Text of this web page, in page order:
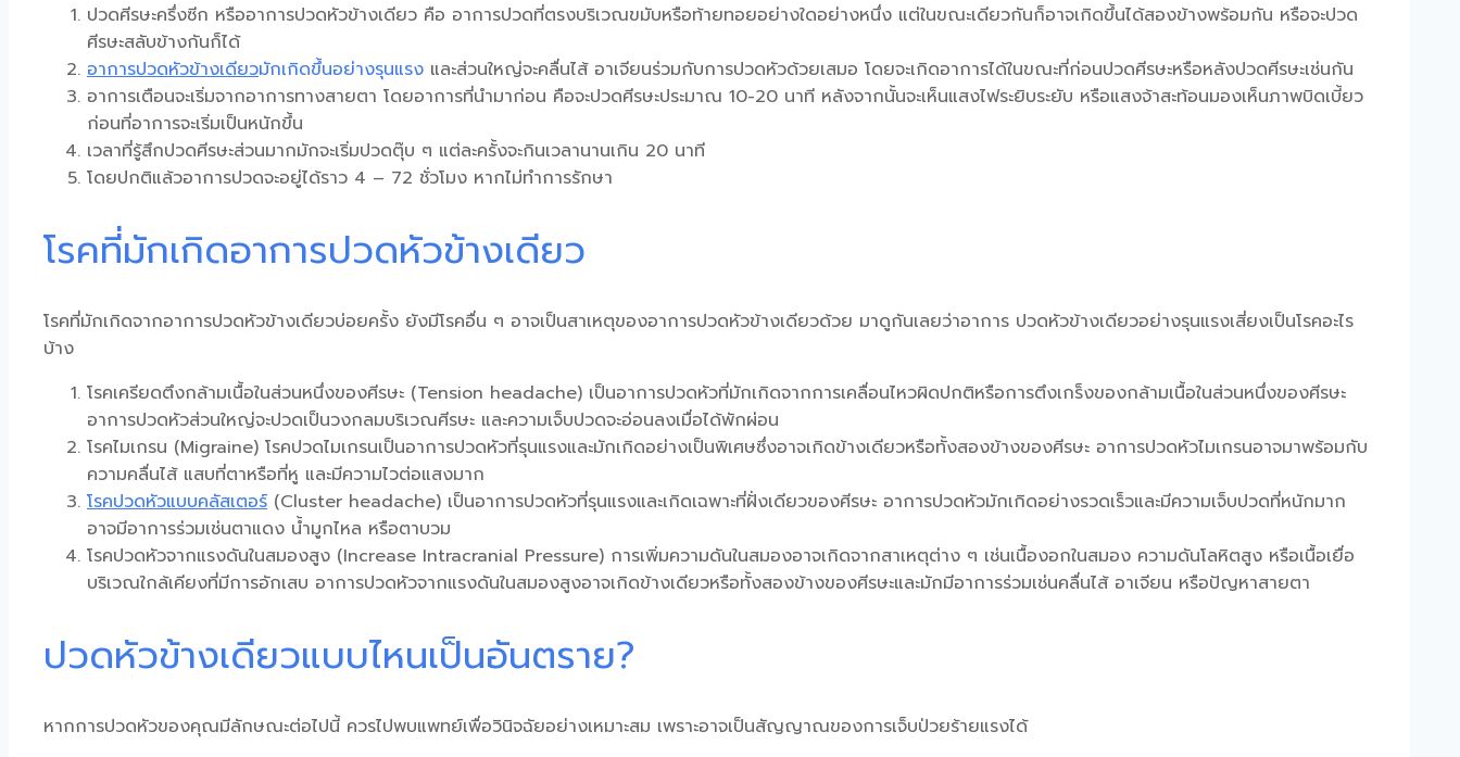
ปวดศีรษะครึ่งซีก หรืออาการปวดหัวข้างเดียว คือ อาการปวดที่ตรงบริเวณขมับหรือท้ายทอยอย่างใดอย่างหนึ่ง แต่ในขณะเดียวกันก็อาจเกิดขึ้นได้สองข้างพร้อมกัน หรือจะปวด
ศีรษะสลับข้างกันก็ได้
อาการปวดหัวข้างเดียวมักเกิดขึ้นอย่างรุนแรง และส่วนใหญ่จะคลื่นไส้ อาเจียนร่วมกับการปวดหัวด้วยเสมอ โดยจะเกิดอาการได้ในขณะที่ก่อนปวดศีรษะหรือหลังปวดศีรษะเช่นกัน
อาการเตือนจะเริ่มจากอาการทางสายตา โดยอาการที่นำมาก่อน คือจะปวดศีรษะประมาณ 10-20 นาที หลังจากนั้นจะเห็นแสงไฟระยิบระยับ หรือแสงจ้าสะท้อนมองเห็นภาพบิดเบี้ยว
ก่อนที่อาการจะเริ่มเป็นหนักขึ้น
เวลาที่รู้สึกปวดศีรษะส่วนมากมักจะเริ่มปวดตุ๊บ ๆ แต่ละครั้งจะกินเวลานานเกิน 20 นาที
โดยปกติแล้วอาการปวดจะอยู่ได้ราว 4 – 72 ชั่วโมง หากไม่ทำการรักษา
โรคที่มักเกิดอาการปวดหัวข้างเดียว
โรคที่มักเกิดจากอาการปวดหัวข้างเดียวบ่อยครั้ง ยังมีโรคอื่น ๆ อาจเป็นสาเหตุของอาการปวดหัวข้างเดียวด้วย มาดูกันเลยว่าอาการ ปวดหัวข้างเดียวอย่างรุนแรงเสี่ยงเป็นโรคอะไร
บ้าง
โรคเครียดตึงกล้ามเนื้อในส่วนหนึ่งของศีรษะ (Tension headache) เป็นอาการปวดหัวที่มักเกิดจากการเคลื่อนไหวผิดปกติหรือการตึงเกร็งของกล้ามเนื้อในส่วนหนึ่งของศีรษะ
อาการปวดหัวส่วนใหญ่จะปวดเป็นวงกลมบริเวณศีรษะ และความเจ็บปวดจะอ่อนลงเมื่อได้พักผ่อน
โรคไมเกรน (Migraine) โรคปวดไมเกรนเป็นอาการปวดหัวที่รุนแรงและมักเกิดอย่างเป็นพิเศษซึ่งอาจเกิดข้างเดียวหรือทั้งสองข้างของศีรษะ อาการปวดหัวไมเกรนอาจมาพร้อมกับ
ความคลื่นไส้ แสบที่ตาหรือที่หู และมีความไวต่อแสงมาก
โรคปวดหัวแบบคลัสเตอร์ (Cluster headache) เป็นอาการปวดหัวที่รุนแรงและเกิดเฉพาะที่ฝั่งเดียวของศีรษะ อาการปวดหัวมักเกิดอย่างรวดเร็วและมีความเจ็บปวดที่หนักมาก
อาจมีอาการร่วมเช่นตาแดง น้ำมูกไหล หรือตาบวม
โรคปวดหัวจากแรงดันในสมองสูง (Increase Intracranial Pressure) การเพิ่มความดันในสมองอาจเกิดจากสาเหตุต่าง ๆ เช่นเนื้องอกในสมอง ความดันโลหิตสูง หรือเนื้อเยื่อ
บริเวณใกล้เคียงที่มีการอักเสบ อาการปวดหัวจากแรงดันในสมองสูงอาจเกิดข้างเดียวหรือทั้งสองข้างของศีรษะและมักมีอาการร่วมเช่นคลื่นไส้ อาเจียน หรือปัญหาสายตา
ปวดหัวข้างเดียวแบบไหนเป็นอันตราย?
หากการปวดหัวของคุณมีลักษณะต่อไปนี้ ควรไปพบแพทย์เพื่อวินิจฉัยอย่างเหมาะสม เพราะอาจเป็นสัญญาณของการเจ็บป่วยร้ายแรงได้